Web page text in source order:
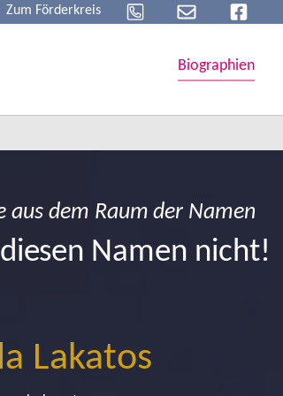
Zum Förderkreis
Biographien
aus dem Raum der Namen
Namen nicht!
Lakatos